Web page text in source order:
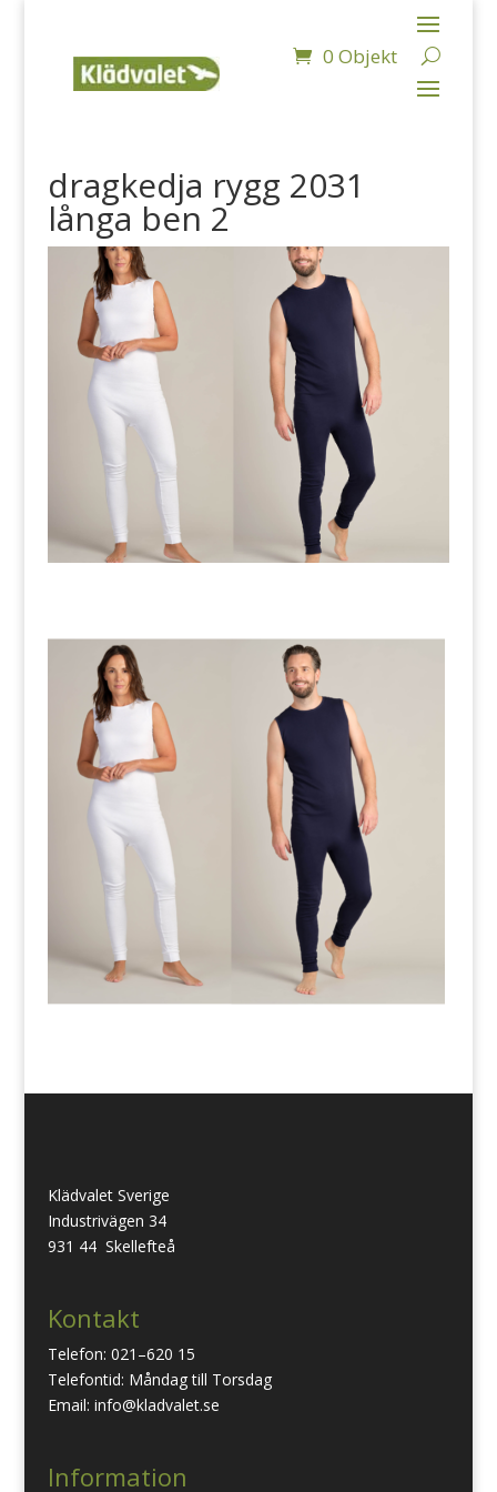
0 Objekt
dragkedja rygg 2031
långa ben 2
Klädvalet Sverige
Industrivägen 34
931 44 Skellefteå
Kontakt
Telefon: 021–620 15
Telefontid: Måndag till Torsdag
Email: info@kladvalet.se
Information